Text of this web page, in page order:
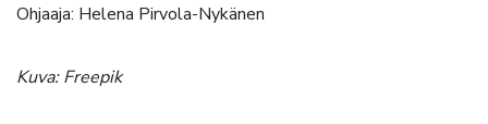
Ohjaaja: Helena Pirvola-Nykänen
Kuva: Freepik